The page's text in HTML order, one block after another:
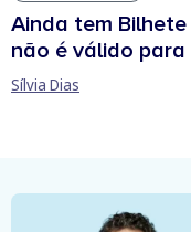
Ainda tem
não é válido para
Sílvia Dias